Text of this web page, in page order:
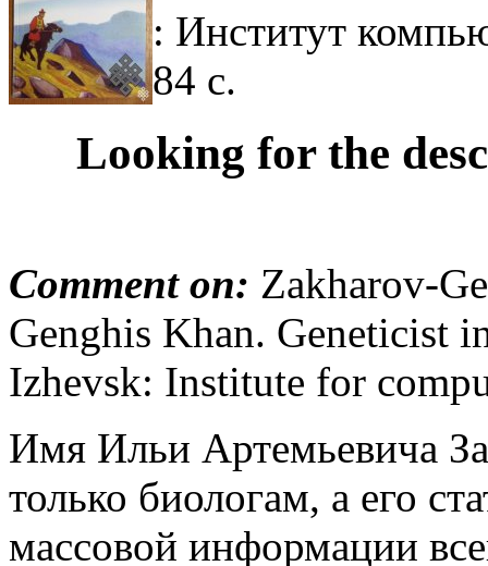
: Институт
84 с.
Looking for the
Comment on: Zakharov-
Genghis Khan. Geneticist
Izhevsk: Institute for
Имя Ильи Артемьевича
только биологам, а его
массовой информации